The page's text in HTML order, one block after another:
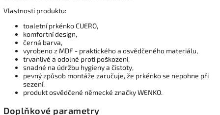
Vlastnosti produktu:
toaletní prkénko CUERO,
komfortní design,
černá barva,
vyrobeno z MDF - praktického a osvědčeného materiálu,
trvanlivé a odolné proti poškození,
snadné na údržbu hygieny a čistoty,
pevný způsob montáže zaručuje, že prkénko se nepohne při
sezení,
produkt osvědčené německé značky WENKO.
Doplňkové parametry